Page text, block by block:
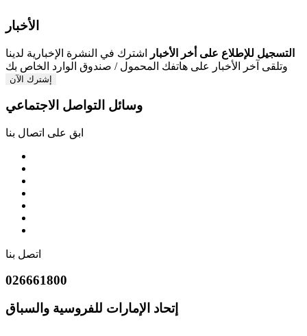
الأخبار
التسجيل للإطلاع على أخر الأخبار
اشترك في النشرة الإخبارية لدينا
وتلقى آخر الأخبار على هاتفك المحمول / صندوق الوارد الخاص بك
إشترك الآن
وسائل التواصل الاجتماعي
ابق على اتصال بنا
اتصل بنا
026661800
إتحاد الإمارات للفروسية والسباق